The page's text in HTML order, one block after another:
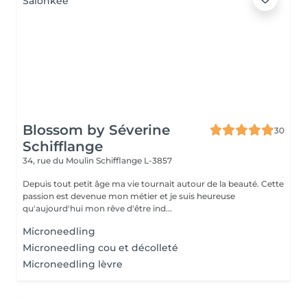
Blossom by Séverine
Schifflange
30
34, rue du Moulin Schifflange L-3857
Depuis tout petit âge ma vie tournait autour de la beauté. Cette
passion est devenue mon métier et je suis heureuse
qu'aujourd'hui mon rêve d'être ind...
Microneedling
Microneedling cou et décolleté
Microneedling lèvre